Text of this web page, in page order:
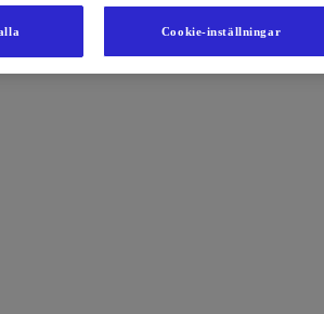
Cookie-inställningar